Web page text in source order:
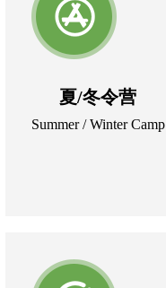
夏/冬令营
Summer / Winter Camp